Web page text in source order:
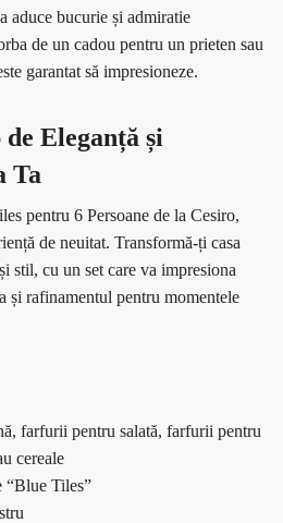
aduce bucurie și admiratie
de un cadou pentru un prieten sau
garantat să impresioneze.
Eleganță și
Ta
pentru 6 Persoane de la Cesiro,
de neuitat. Transformă-ți casa
stil, cu un set care va impresiona
și rafinamentul pentru momentele
farfurii pentru salată, farfurii pentru
cereale
“Blue Tiles”